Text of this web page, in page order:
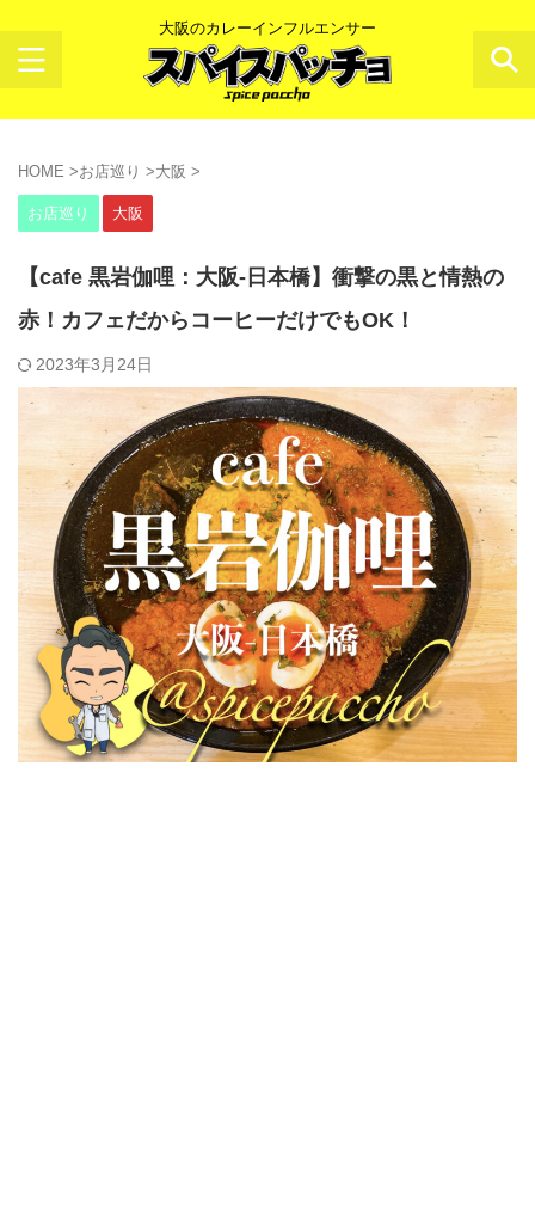
大阪のカレーインフルエンサー
HOME >お店巡り >大阪 >
お店巡り 大阪
【cafe 黒岩伽哩：大阪-日本橋】衝撃の黒と情熱の
赤！カフェだからコーヒーだけでもOK！
2023年3月24日